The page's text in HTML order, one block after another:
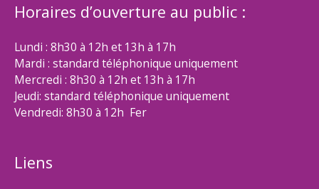
Horaires d’ouverture au public :
Lundi : 8h30 à 12h et 13h à 17h
Mardi : standard téléphonique uniquement
Mercredi : 8h30 à 12h et 13h à 17h
Jeudi: standard téléphonique uniquement
Vendredi: 8h30 à 12h Fer
Liens